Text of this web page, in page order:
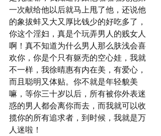
一次献给他以后就马上甩了他，还说他
的象拔蚌又大又厚比钱少的好吃多了，
你这个淫妇，真是个玩弄男人的贱女人
啊！真不知道为什么男人那么肤浅会喜
欢你，你是个只有躯壳的空心娃，我就
不一样，我徐晴惠有内在美，有爱心，
而且聪明又体贴。你不就是年轻貌美
嘛，等你三十岁以后，所有被你外表迷
惑的男人都会离你而去，而我就可以收
揽你的所有追求者，到时候，我就是万
人迷啦！